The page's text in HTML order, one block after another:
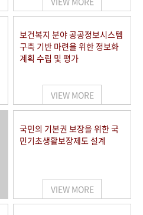
보건복지 분야 공공정보시스템
구축 기반 마련을 위한 정보화
계획 수립 및 평가
VIEW MORE
국민의 기본권 보장을 위한 국
민기초생활보장제도 설계
VIEW MORE